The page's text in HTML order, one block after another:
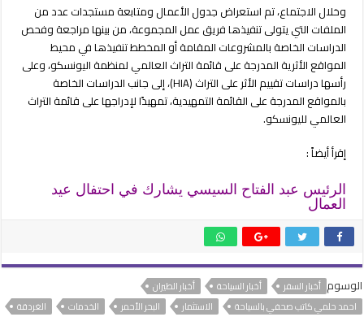
وخلال الاجتماع، تم استعراض جدول الأعمال ومتابعة مستجدات عدد من
الملفات التي يتولى تنفيذها فريق عمل المجموعة، من بينها مراجعة وفحص
الدراسات الخاصة بالمشروعات المقامة أو المخطط تنفيذها في محيط
المواقع الأثرية المدرجة على قائمة التراث العالمي لمنظمة اليونسكو، وعلى
رأسها دراسات تقييم الأثر على التراث (HIA)، إلى جانب الدراسات الخاصة
بالمواقع المدرجة على القائمة التمهيدية، تمهيدًا لإدراجها على قائمة التراث
العالمي لليونسكو.
إقرأ أيضاً :
الرئيس عبد الفتاح السيسي يشارك في احتفال عيد
العمال
الوسوم أخبار السفر أخبار السياحة
أخبار الطيران
احمد حلمي كاتب صحفي بالسياحة
الاستثمار البحر الأحمر الخدمات
الغردقة